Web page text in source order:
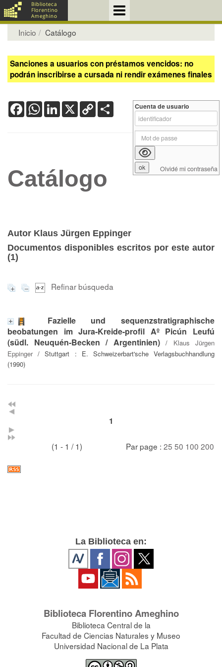
Inicio Catálogo
Sanciones a usuarios con préstamos vencidos: no
podrán inscribirse a cursada ni rendir exámenes finales
FacebookWhatsApp
LinkedIn
X Copy
Link
Catálogo
Autor Klaus Jürgen Eppinger
Documentos disponibles escritos por este autor
(1)
Refinar búsqueda
Fazielle und sequenzstratigraphische
beobatungen im Jura-Kreide-profil Aº Picún Leufú
(südl. Neuquén-Becken / Argentinien)/ Klaus Jürgen
Eppinger/ Stuttgart : E. Schweizerbart'sche Verlagsbuchhandlung
(1990)
1
(1 - 1 / 1) Par page : 25 50 100 200
Cuenta de usuario
Olvidé mi contraseña
La Biblioteca en:
Biblioteca Florentino Ameghino
Biblioteca Central de la
Facultad de Ciencias Naturales y Museo
Universidad Nacional de La Plata